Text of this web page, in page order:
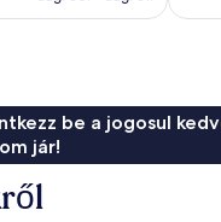
be a jogosul
jár!